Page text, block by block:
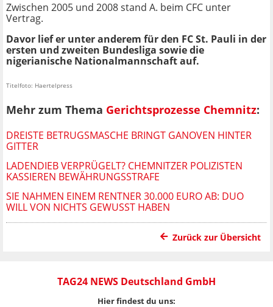
Zwischen 2005 und 2008 stand A. beim CFC unter
Vertrag.
Davor lief er unter anderem für den FC St. Pauli in der
ersten und zweiten Bundesliga sowie die
nigerianische Nationalmannschaft auf.
Titelfoto: Haertelpress
Mehr zum Thema Gerichtsprozesse Chemnitz:
DREISTE BETRUGSMASCHE BRINGT GANOVEN HINTER
GITTER
LADENDIEB VERPRÜGELT? CHEMNITZER POLIZISTEN
KASSIEREN BEWÄHRUNGSSTRAFE
SIE NAHMEN EINEM RENTNER 30.000 EURO AB: DUO
WILL VON NICHTS GEWUSST HABEN
Zurück zur Übersicht
TAG24 NEWS Deutschland GmbH
Hier findest du uns: